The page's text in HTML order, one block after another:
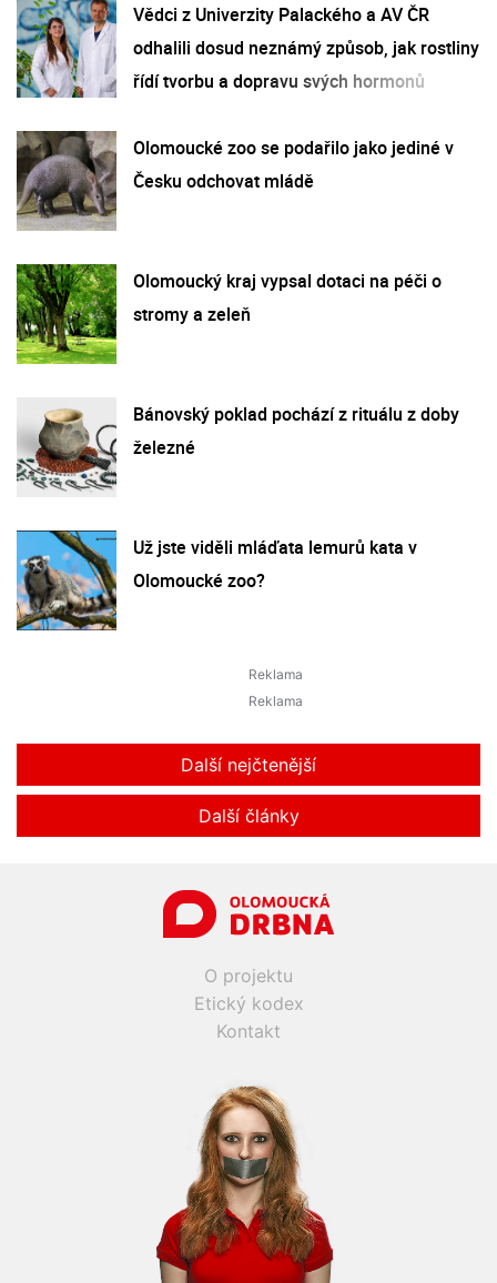
Vědci z Univerzity Palackého a AV ČR
odhalili dosud neznámý způsob, jak rostliny
řídí tvorbu a dopravu svých hormonů
Olomoucké zoo se podařilo jako jediné v
Česku odchovat mládě
Olomoucký kraj vypsal dotaci na péči o
stromy a zeleň
Bánovský poklad pochází z rituálu z doby
železné
Už jste viděli mláďata lemurů kata v
Olomoucké zoo?
Další nejčtenější
Další články
O projektu
Etický kodex
Kontakt